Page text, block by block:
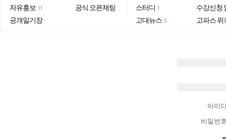
자유홍보 11
공개일기장
공식 오픈채팅 스터디 1
고대뉴스 3
수강신청
고파스 위
아이
비밀번